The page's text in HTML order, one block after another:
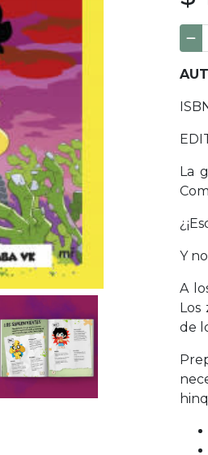
La
Y
A
de